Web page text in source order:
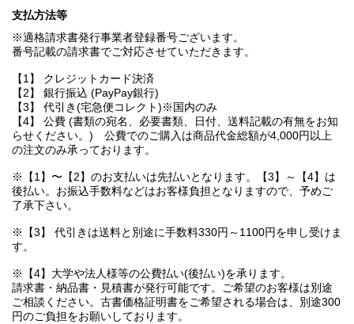
支払方法等
※適格請求書発行事業者登録番号ございます。
番号記載の請求書でご対応させていただきます。
【1】 クレジットカード決済
【2】 銀行振込 (PayPay銀行)
【3】 代引き(宅急便コレクト)※国内のみ
【4】 公費 (書類の宛名、必要書類、日付、送料記載の有無をお知
らせください。) 公費でのご購入は商品代金総額が4,000円以上
の注文のみ承っております。
※【1】〜【2】のお支払いは先払いとなります。【3】～【4】は
後払い。お振込手数料などはお客様負担となりますので、予めご
了承下さい。
※【3】 代引きは送料と別途に手数料330円～1100円を申し受けま
す。
※【4】大学や法人様等の公費払い(後払い)を承ります。
請求書・納品書・見積書が発行可能です。ご希望のお客様は別途
ご相談ください。古書価格証明書をご希望される場合は、別途300
円のご負担をお願いしております。